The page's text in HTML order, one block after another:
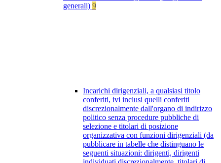
generali) 9
Incarichi dirigenziali, a qualsiasi titolo
conferiti, ivi inclusi quelli conferiti
discrezionalmente dall'organo di indirizzo
politico senza procedure pubbliche di
selezione e titolari di posizione
organizzativa con funzioni dirigenziali (da
pubblicare in tabelle che distinguano le
seguenti situazioni: dirigenti, dirigenti